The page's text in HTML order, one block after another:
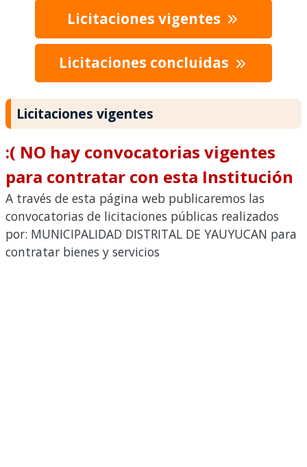
Licitaciones vigentes
Licitaciones concluidas
Licitaciones vigentes
:( NO hay convocatorias vigentes
para contratar con esta Institución
A través de esta página web publicaremos las
convocatorias de licitaciones públicas realizados
por: MUNICIPALIDAD DISTRITAL DE YAUYUCAN para
contratar bienes y servicios